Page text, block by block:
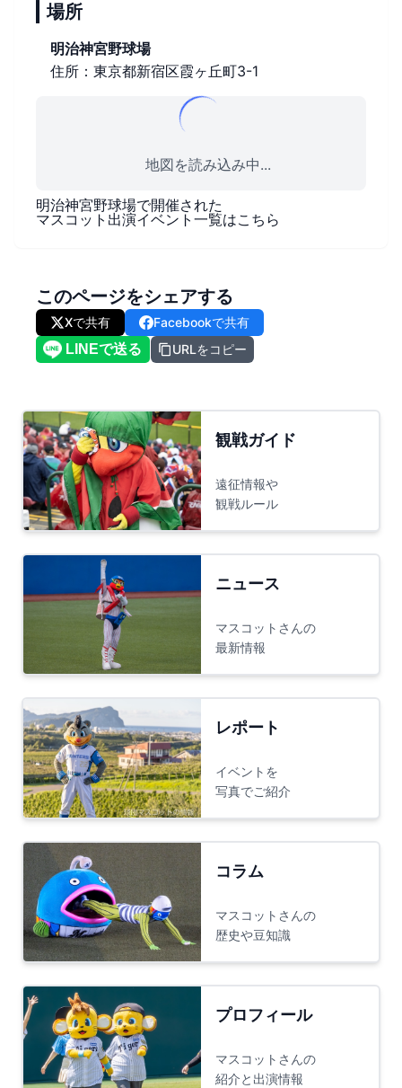
場所
明治神宮野球場
住所：東京都新宿区霞ヶ丘町3-1
地図を読み込み中...
明治神宮野球場で開催された
マスコット出演イベント一覧はこちら
このページをシェアする
Xで共有
Facebookで共有
URLをコピー
観戦ガイド
遠征情報や
観戦ルール
ニュース
マスコットさんの
最新情報
レポート
イベントを
写真でご紹介
コラム
マスコットさんの
歴史や豆知識
プロフィール
マスコットさんの
紹介と出演情報